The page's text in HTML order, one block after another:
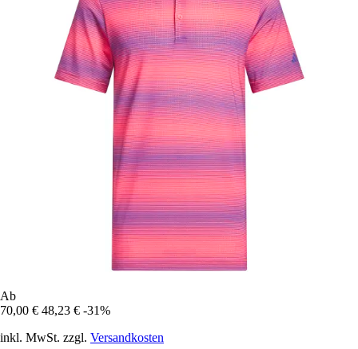
Ab
70,00 € 48,23 € -31%
inkl. MwSt. zzgl. Versandkosten